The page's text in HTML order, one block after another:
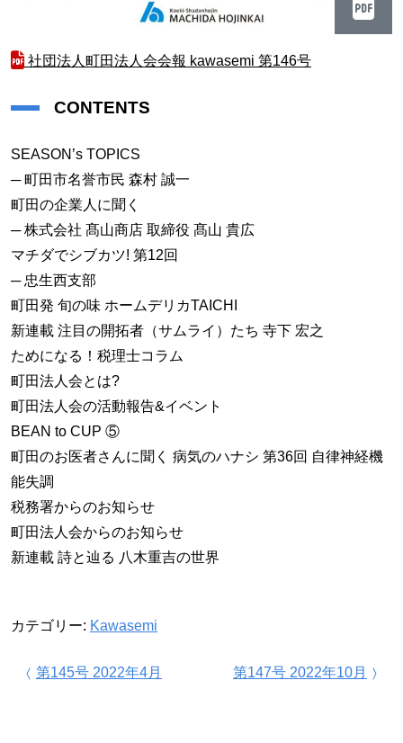
社団法人町田法人会会報 kawasemi 第146号
CONTENTS
SEASON’s TOPICS
─ 町田市名誉市民 森村 誠一
町田の企業人に聞く
─ 株式会社 髙山商店 取締役 髙山 貴広
マチダでシブカツ! 第12回
─ 忠生西支部
町田発 旬の味 ホームデリカTAICHI
新連載 注目の開拓者（サムライ）たち 寺下 宏之
ためになる！税理士コラム
町田法人会とは?
町田法人会の活動報告&イベント
BEAN to CUP ⑤
町田のお医者さんに聞く 病気のハナシ 第36回 自律神経機
能失調
税務署からのお知らせ
町田法人会からのお知らせ
新連載 詩と辿る 八木重吉の世界
カテゴリー: Kawasemi
投稿ナビゲーション
第145号 2022年4月 第147号 2022年10月